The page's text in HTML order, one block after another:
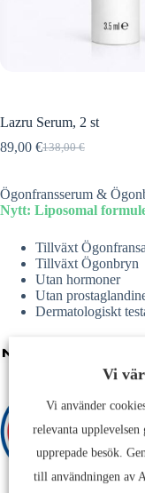
Lazru Serum, 2 st
138,00€
Det
var:
138,00 €.
89,00 €Det
är:
89,00 €.
Ögonfransserum &
Nytt: Liposomal
Tillväxt
Tillväxt Ögonbryn
Utan hormoner
Utan
Dermatologiskt
Vi
Vi använder
relevanta
upprepade besök.
till användningen av